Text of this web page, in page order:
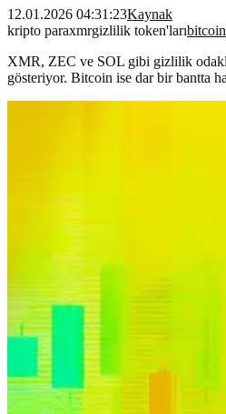
12.01.2026 04:31:23Kaynak
kripto paraxmrgizlilik token'larıbitcoin
XMR, ZEC ve SOL gibi gizlilik
gösteriyor. Bitcoin ise dar bir bantta